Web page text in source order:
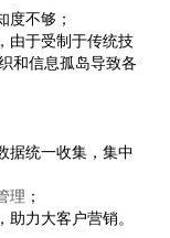
度不够；
由于受制于传统技
和信息孤岛导致各
据统一收集，集中
理 ；
力大客户营销。